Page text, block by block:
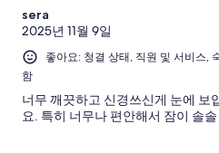
sera
2025년 11월 9일
좋아요: 청결 상태, 직원 및 서비스,
함
너무 깨끗하고 신경쓰신게 눈에 보
요. 특히 너무나 편안해서 잠이 솔